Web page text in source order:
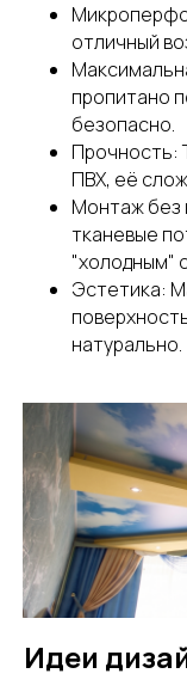
отличный
пропитано
безопасно.
Прочность:
ПВХ, её
Монтаж без
тканевые
"холодным"
Эстетика:
натурально.
Идеи